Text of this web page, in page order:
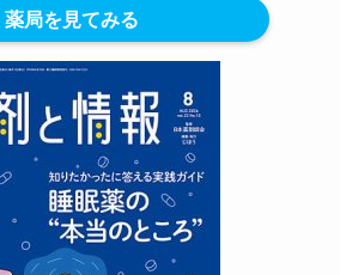
薬局を見てみる